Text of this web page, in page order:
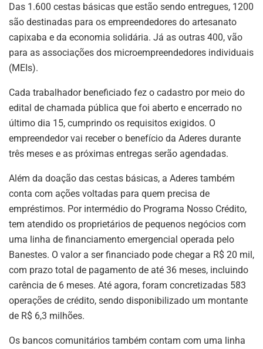
Das 1.600 cestas básicas que estão sendo entregues, 1200
são destinadas para os empreendedores do artesanato
capixaba e da economia solidária. Já as outras 400, vão
para as associações dos microempreendedores individuais
(MEIs).
Cada trabalhador beneficiado fez o cadastro por meio do
edital de chamada pública que foi aberto e encerrado no
último dia 15, cumprindo os requisitos exigidos. O
empreendedor vai receber o benefício da Aderes durante
três meses e as próximas entregas serão agendadas.
Além da doação das cestas básicas, a Aderes também
conta com ações voltadas para quem precisa de
empréstimos. Por intermédio do Programa Nosso Crédito,
tem atendido os proprietários de pequenos negócios com
uma linha de financiamento emergencial operada pelo
Banestes. O valor a ser financiado pode chegar a R$ 20 mil,
com prazo total de pagamento de até 36 meses, incluindo
carência de 6 meses. Até agora, foram concretizadas 583
operações de crédito, sendo disponibilizado um montante
de R$ 6,3 milhões.
Os bancos comunitários também contam com uma linha